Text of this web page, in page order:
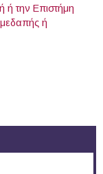
ή την Επιστήμη
ή